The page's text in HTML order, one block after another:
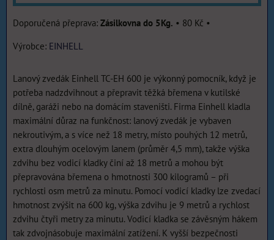
Zásilkovna do 5Kg. • 80 Kč •
Výrobce: EINHELL
Lanový zvedák Einhell TC-EH 600 je výkonný pomocník, když je
potřeba nadzdvihnout a přepravit těžká břemena v kutilské
dílně, garáži nebo na domácím staveništi. Firma Einhell kladla
maximální důraz na funkčnost: lanový zvedák je vybaven
nekroutivým, a s více než 18 metry, místo pouhých 12 metrů,
extra dlouhým ocelovým lanem (průměr 4,5 mm), takže výška
zdvihu bez vodicí kladky činí až 18 metrů a mohou být
přepravována břemena o hmotnosti 300 kilogramů – při
rychlosti osm metrů za minutu. Pomocí vodicí kladky lze zvedací
hmotnost zvýšit na 600 kg, výška zdvihu je 9 metrů a rychlost
zdvihu čtyři metry za minutu. Vodicí kladka se závěsným hákem
tak zdvojnásobuje maximální zatížení. K vyšší bezpečnosti